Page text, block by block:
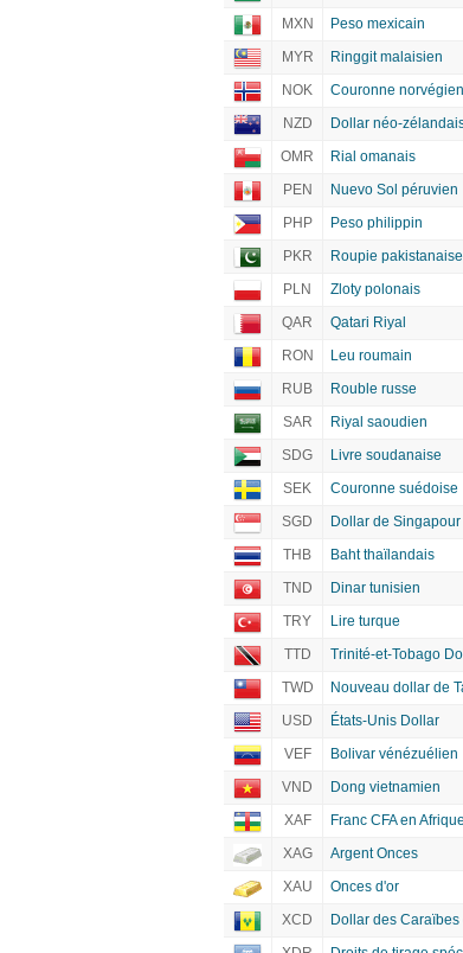
MXN
Peso mexicain
MYR
Ringgit malaisien
NOK
Couronne
NZD
Dollar néo-
OMR
Rial omanais
PEN
Nuevo Sol péruvien
PHP
Peso philippin
PKR
Roupie pakistanaise
PLN
Zloty polonais
QAR
Qatari Riyal
RON
Leu roumain
RUB
Rouble russe
SAR
Riyal saoudien
SDG
Livre soudanaise
SEK
Couronne suédoise
SGD
Dollar de Singapour
THB
Baht thaïlandais
TND
Dinar tunisien
TRY
Lire turque
TTD
Trinité-et-Tobago
TWD
Nouveau dollar de
USD
États-Unis Dollar
VEF
Bolivar vénézuélien
VND
Dong vietnamien
XAF
Franc CFA en
XAG
Argent Onces
XAU
Onces d'or
XCD
Dollar des